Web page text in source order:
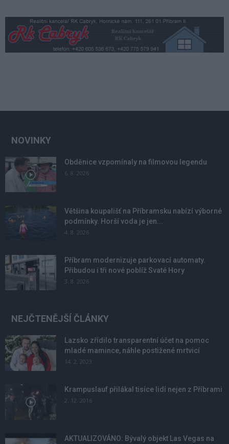
NOVINKY
Obděnice vzpomínaly na filmovou legendu
6. 8. 2026
Většina koupališť na Příbramsku nabízí výborné
podmínky. Horší voda je jen...
4. 8. 2026
Příbram modernizuje parkovací automaty.
Přibudou i tři nové poblíž Svaté Hory
3. 8. 2026
NEJČTENĚJŠÍ ČLÁNKY
Lazsko zřídilo transparentní účet na pomoc
mladé mamince, náhle postižené mrtvicí
14. 2. 2023
Krampuslauf přilákal tisíce lidí nejen z Příbrami
2. 12. 2016
AKTUALIZOVÁNO: Bývalý objekt Las Vegas na